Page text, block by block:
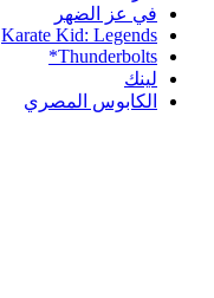
في عز الضهر
Karate Kid: Legends
Thunderbolts*
لينك
الكابوس المصري